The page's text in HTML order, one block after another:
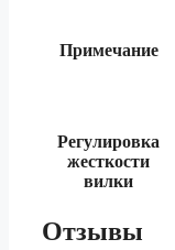
Примечание
Регулировка
жесткости
вилки
Отзывы